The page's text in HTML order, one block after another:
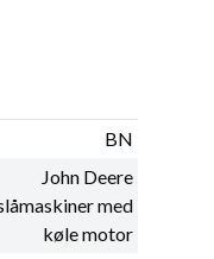
BN
John Deere
med
køle motor